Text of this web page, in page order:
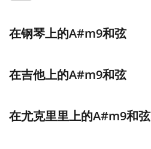
在钢琴上的A#m9和弦
在吉他上的A#m9和弦
在尤克里里上的A#m9和弦